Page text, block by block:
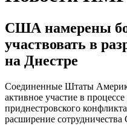
США намерены
участвовать в
на Днестре
Соединенные Штаты
активное участие в
приднестровского
расширение